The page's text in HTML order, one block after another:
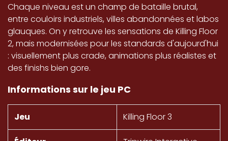
Chaque niveau est un champ de bataille brutal,
entre couloirs industriels, villes abandonnées et labos
glauques. On y retrouve les sensations de Killing Floor
2, mais modernisées pour les standards d'aujourd'hui
: visuellement plus crade, animations plus réalistes et
des finishs bien gore.
Informations sur le jeu PC
Jeu Killing Floor 3